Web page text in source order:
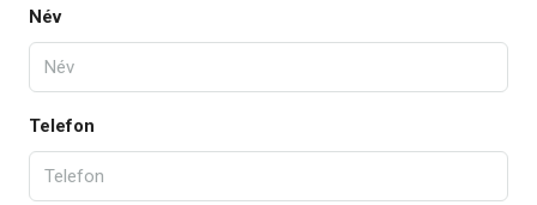
Név
Telefon